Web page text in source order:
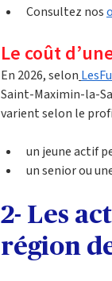
Consultez nos
Le coût
En 2026, selon
Saint-Maximin-la-
varient selon le
un jeune actif
un senior ou
2- Les
région